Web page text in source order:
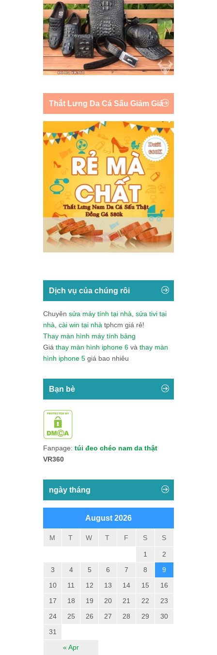
Thắt Lưng Da Cá Sấu Giảm Giá
Dịch vụ của chúng rôi
Chuyên sửa máy tính tại nhà sửa tivi tại
nhà cài win tại nhà tphcm giá rẻ!
Thay màn hình máy tính bảng
Giá thay màn hình iphone 6 và thay màn
hình iphone 5 giá bao nhiêu
Bạn bè
Fanpage: túi đeo chéo nam da thật
VR360
ngày tháng
August 2026
M T W T F S S
« Apr
1
2
3
4 5 6 7 8
9
10
11 12 13 14 15
16
17
18 19 20 21 22
23
24
25 26 27 28 29
30
31